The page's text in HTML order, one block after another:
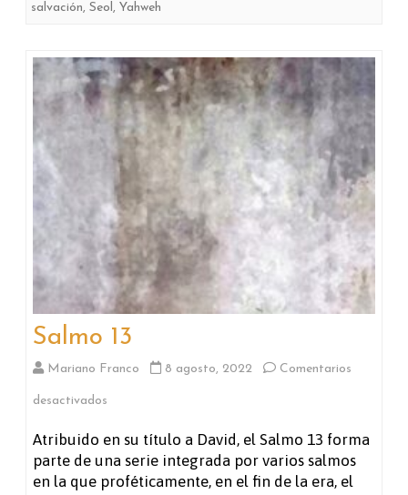
salvación, Seol, Yahweh
Salmo 13
Mariano Franco 8 agosto, 2022 Comentarios
desactivados
13
Atribuido en su título a David, el Salmo 13 forma
parte de una serie integrada por varios salmos
en la que proféticamente, en el fin de la era, el